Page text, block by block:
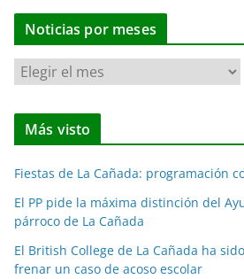
Noticias por meses
N
t
i
a
s
p
o
Más visto
Fiestas de La Cañada: programación
El PP pide la máxima distinción del
párroco de La Cañada
El British College de La Cañada ha
frenar un caso de acoso escolar